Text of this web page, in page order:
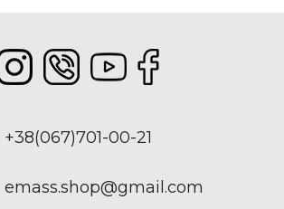
+38(067)701-00-21
emass.shop@gmail.com